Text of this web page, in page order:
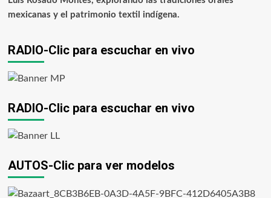
mexicanas y el patrimonio textil indígena.
RADIO-Clic para escuchar en vivo
RADIO-Clic para escuchar en vivo
AUTOS-Clic para ver modelos